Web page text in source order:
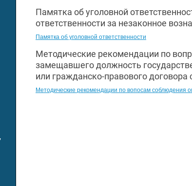
Памятка об уголовной
ответственности за незаконное
Памятка об уголовной ответственности
Методические рекомендации по
замещавшего должность
или гражданско-правового договора
Методические рекомендации по вопосам соблюдения